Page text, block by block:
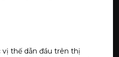
thế dẫn đầu trên thị